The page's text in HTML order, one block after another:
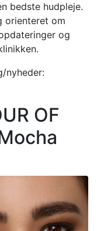
bedste hudpleje.
orienteret om
og
nyheder:
OF